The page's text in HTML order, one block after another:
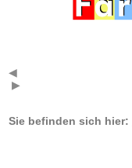
◀
▶
Sie befinden sich hier: